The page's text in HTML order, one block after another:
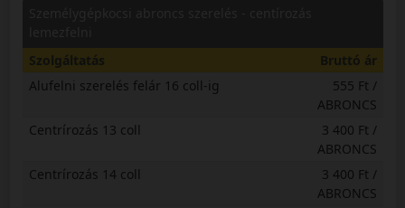
Szolgáltatás
Bruttó ár
Alufelni szerelés felár 16 coll-ig
555 Ft /
ABRONCS
Centrírozás 13 coll
3 400 Ft /
ABRONCS
Centrírozás 14 coll
3 400 Ft /
ABRONCS